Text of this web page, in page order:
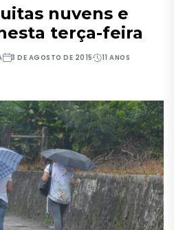
nuvens e
terça-feira
3 DE AGOSTO DE 2015 11 ANOS